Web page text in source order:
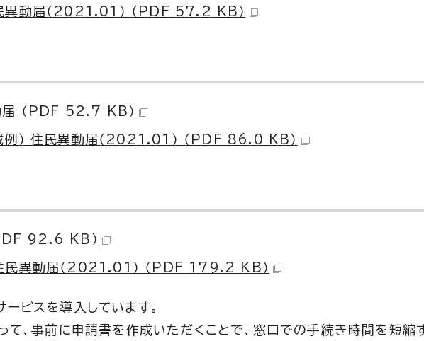
異動届（2021.01） （PDF 57.2 KB）
届 （PDF 52.7 KB）
例） 住民異動届（2021.01） （PDF 86.0 KB）
PDF 92.6 KB）
民異動届（2021.01） （PDF 179.2 KB）
ビスを導入しています。
て、事前に申請書を作成いただくことで、窓口での手続き時間を短縮